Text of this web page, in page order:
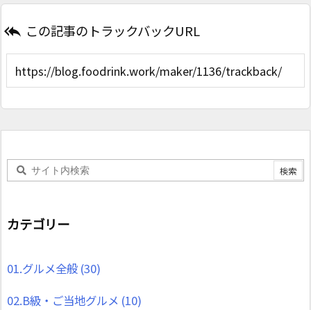
 この記事のトラックバックURL
カテゴリー
01.グルメ全般 (30)
02.B級・ご当地グルメ (10)